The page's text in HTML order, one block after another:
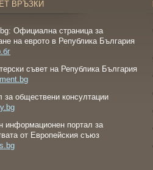
ВРЪЗКИ
Официална страница за
на еврото в Република България
съвет на Република България
за обществени консултации
информационен портал за
от Европейския съюз